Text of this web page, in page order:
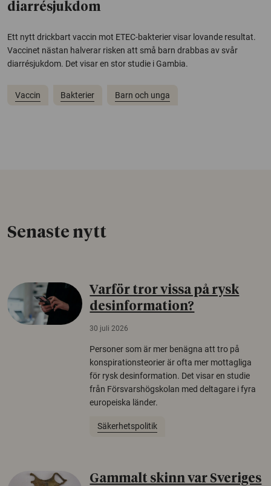
diarrésjukdom
Ett nytt drickbart vaccin mot ETEC-bakterier visar lovande resultat.
Vaccinet nästan halverar risken att små barn drabbas av svår
diarrésjukdom. Det visar en stor studie i Gambia.
Vaccin Bakterier Barn och unga
Senaste nytt
Varför tror vissa på rysk
desinformation?
30 juli 2026
Personer som är mer benägna att tro på
konspirationsteorier är ofta mer mottagliga
för rysk desinformation. Det visar en studie
från Försvarshögskolan med deltagare i fyra
europeiska länder.
Säkerhetspolitik
Gammalt skinn var Sveriges